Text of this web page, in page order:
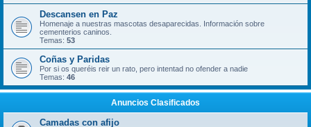
Descansen en Paz
Homenaje a nuestras mascotas desaparecidas. Información sobre
cementerios caninos.
Temas: 53
Coñas y Paridas
Por si os queréis reir un rato, pero intentad no ofender a nadie
Temas: 46
Anuncios Clasificados
Camadas con afijo